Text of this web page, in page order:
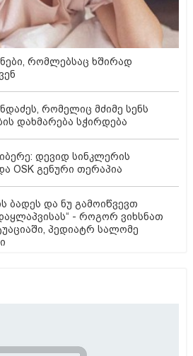
რომლებსაც ხშირად
რომელიც მძიმე სენს
დახმარება სჭირდება
დევიდ სინკლერის
OSK გენური თერაპია
ბადეს და ნუ გამოიწვევთ
- როგორ ვიხსნათ
პედიატრ სალომე